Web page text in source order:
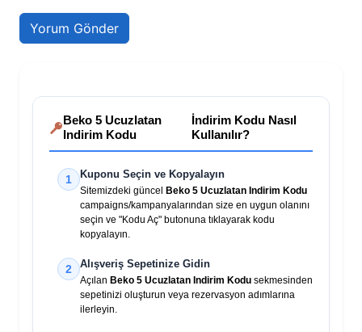
Beko 5 Ucuzlatan
Indirim Kodu
İndirim Kodu Nasıl
Kullanılır?
1 Kuponu Seçin ve Kopyalayın
Sitemizdeki güncel
Beko 5 Ucuzlatan Indirim Kodu
campaigns/kampanyalarından size en uygun olanını
seçin ve "Kodu Aç" butonuna tıklayarak kodu
kopyalayın.
2 Alışveriş Sepetinize Gidin
Açılan Beko 5 Ucuzlatan Indirim Kodu sekmesinden
sepetinizi oluşturun veya rezervasyon adımlarına
ilerleyin.